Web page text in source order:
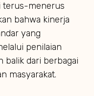
terus-menerus
bahwa kinerja
yang
penilaian
balik dari berbagai
masyarakat.